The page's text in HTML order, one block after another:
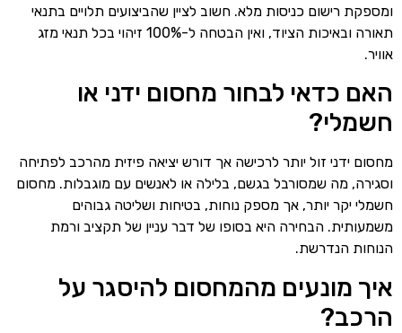
ומספקת רישום כניסות מלא. חשוב לציין שהביצועים תלויים בתנאי
תאורה ובאיכות הציוד, ואין הבטחה ל-100% זיהוי בכל תנאי מזג
אוויר.
האם כדאי לבחור מחסום ידני או
חשמלי?
מחסום ידני זול יותר לרכישה אך דורש יציאה פיזית מהרכב לפתיחה
וסגירה, מה שמסורבל בגשם, בלילה או לאנשים עם מוגבלות. מחסום
חשמלי יקר יותר, אך מספק נוחות, בטיחות ושליטה גבוהים
משמעותית. הבחירה היא בסופו של דבר עניין של תקציב ורמת
הנוחות הנדרשת.
איך מונעים מהמחסום להיסגר על
הרכב?